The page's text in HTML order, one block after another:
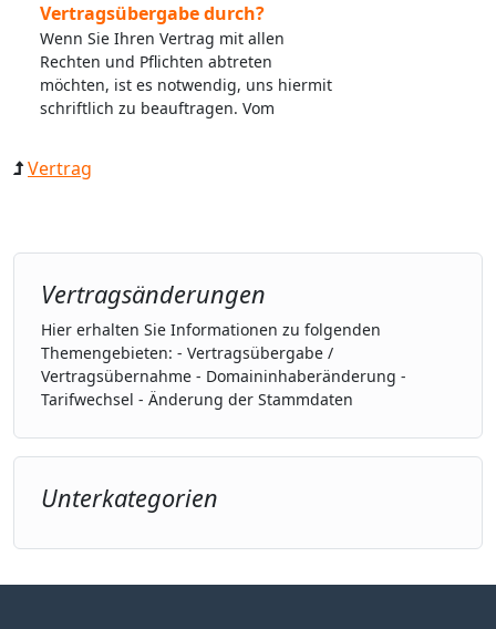
Vertragsübergabe durch?
Wenn Sie Ihren Vertrag mit allen
Rechten und Pflichten abtreten
möchten, ist es notwendig, uns hiermit
schriftlich zu beauftragen. Vom
Vertrag
Vertragsänderungen
Hier erhalten Sie Informationen zu folgenden
Themengebieten: - Vertragsübergabe /
Vertragsübernahme - Domaininhaberänderung -
Tarifwechsel - Änderung der Stammdaten
Unterkategorien